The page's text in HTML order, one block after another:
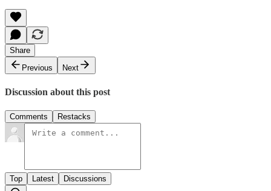
Share
Previous
Next
Discussion about this post
Comments Restacks
Top Latest Discussions